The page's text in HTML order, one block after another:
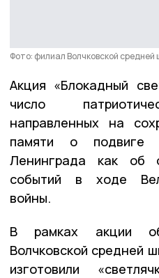
Фото: филиал Волчковской
Акция «Блокадный
число
направленных на
памяти о подвиге
Ленинграда как об
событий в ходе
войны.
В рамках акции
Волчковской средней
изготовили